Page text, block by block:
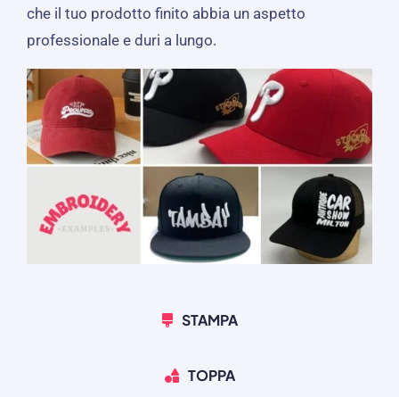
che il tuo prodotto finito abbia un aspetto
professionale e duri a lungo.
STAMPA
TOPPA